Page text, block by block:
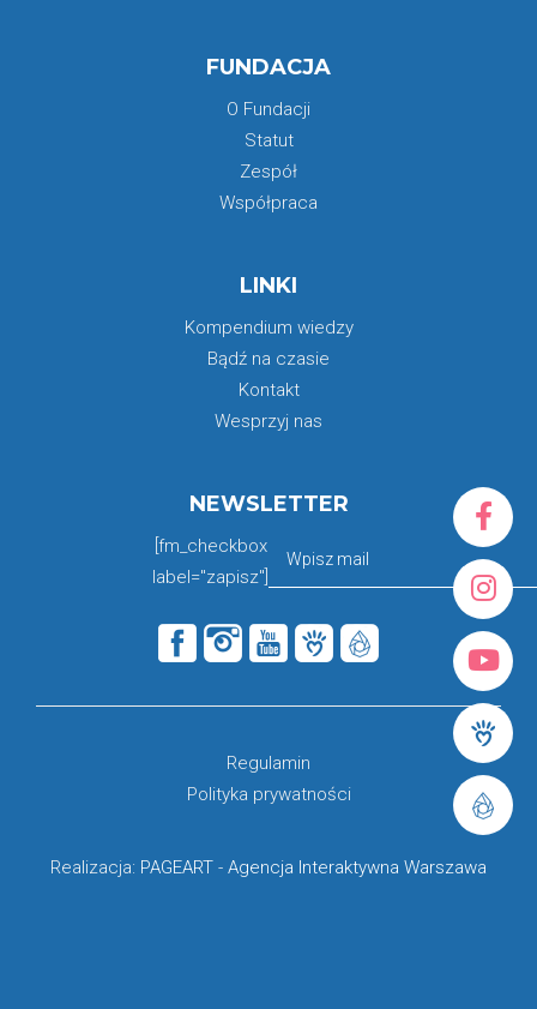
FUNDACJA
O Fundacji
Statut
Zespół
Współpraca
LINKI
Kompendium wiedzy
Bądź na czasie
Kontakt
Wesprzyj nas
NEWSLETTER
[fm_checkbox
label="zapisz"]
Realizacja: PAGEART - Agencja Interaktywna Warszawa
Regulamin
Polityka prywatności